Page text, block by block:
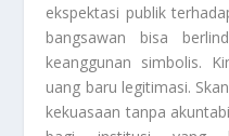
ekspektasi publik
bangsawan bisa
keanggunan simbolis.
uang baru legitimasi.
kekuasaan tanpa